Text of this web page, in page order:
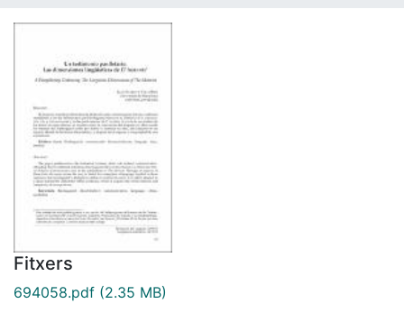
Fitxers
694058.pdf (2.35 MB)